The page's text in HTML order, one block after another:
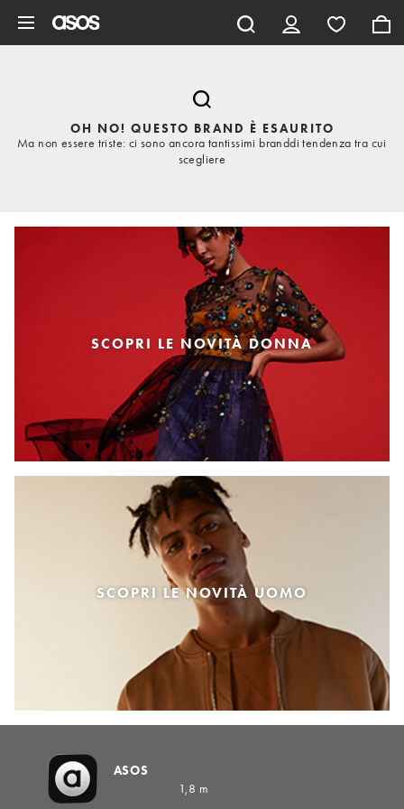
OH NO! QUESTO BRAND È ESAURITO
Ma non essere triste: ci sono ancora tantissimi branddi tendenza tra cui
scegliere
SCOPRI LE NOVITÀ DONNA
SCOPRI LE NOVITÀ UOMO
ASOS
1,8 m